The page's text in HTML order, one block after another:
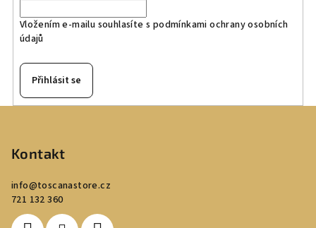
Vložením e-mailu souhlasíte s podmínkami ochrany osobních
údajů
Přihlásit se
Kontakt
info@toscanastore.cz
721 132 360